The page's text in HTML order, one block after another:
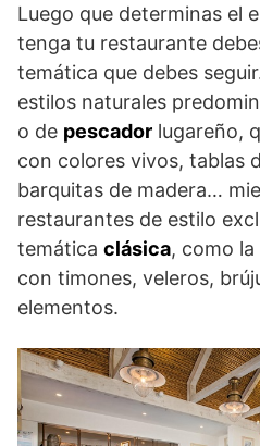
Luego que determinas el
tenga tu restaurante
temática que debes
estilos naturales
o de pescador lugareño,
con colores vivos, tablas
barquitas de madera…
restaurantes de estilo
temática clásica, como la
con timones, veleros,
elementos.